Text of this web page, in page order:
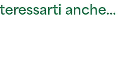
anche…